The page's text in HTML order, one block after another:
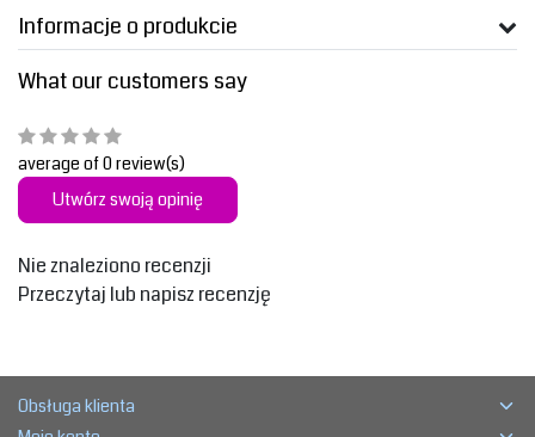
Informacje o produkcie
What our customers say
average of 0 review(s)
Utwórz swoją opinię
Nie znaleziono recenzji
Przeczytaj lub napisz recenzję
Obsługa klienta